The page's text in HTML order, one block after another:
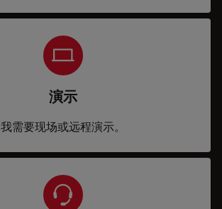
演示
我需要现场或远程演示。